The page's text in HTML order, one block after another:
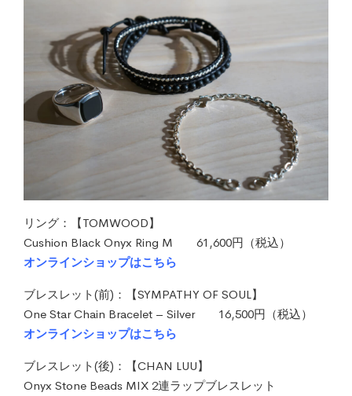
リング：【TOMWOOD】
Cushion Black Onyx Ring M 61,600円（税込）
オンラインショップはこちら
ブレスレット(前)：【SYMPATHY OF SOUL】
One Star Chain Bracelet – Silver 16,500円（税込）
オンラインショップはこちら
ブレスレット(後)：【CHAN LUU】
Onyx Stone Beads MIX 2連ラップブレスレット